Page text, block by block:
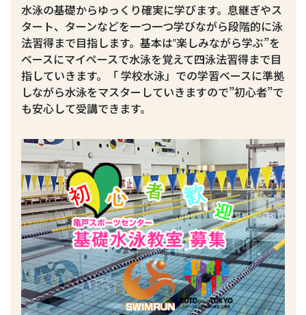
水泳の基礎からゆっくり確実に学びます。息継ぎやス
タート、ターンなどを一つ一つ学びながら段階的に泳
法習得まで目指します。基本は‟楽しみながら学ぶ”を
ベースにマイペースで水泳を覚えて四泳法習得まで目
指していきます。「 学校水泳」での学習ベースに準拠
しながら水泳をマスターしていきますので”初心者”で
も安心して受講できます。